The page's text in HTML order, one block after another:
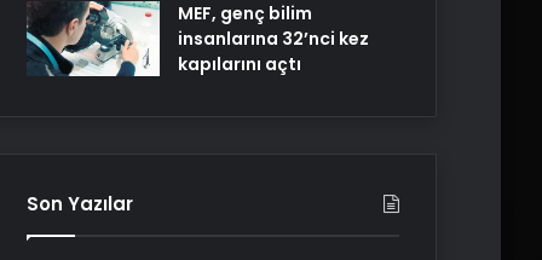
MEF, genç bilim
insanlarına 32’nci kez
kapılarını açtı
Son Yazılar